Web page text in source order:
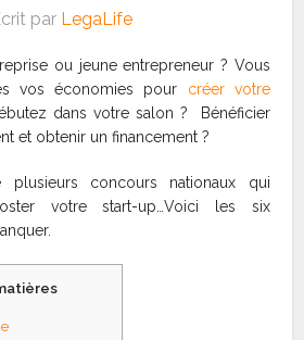
par LegaLife
ou jeune entrepreneur ? Vous
vos économies pour créer votre
dans votre salon ? Bénéficier
et obtenir un financement ?
concours nationaux qui
votre start-up…Voici les six